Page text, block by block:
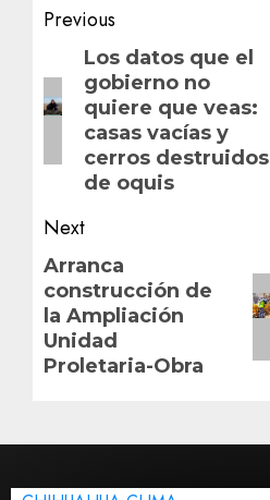
Post
navigation
Previous
Previous
post:
Los datos que el
gobierno no
quiere que veas:
casas vacías y
cerros destruidos
de oquis
Next
Next
post:
Arranca
construcción de
la Ampliación
Unidad
Proletaria-Obra